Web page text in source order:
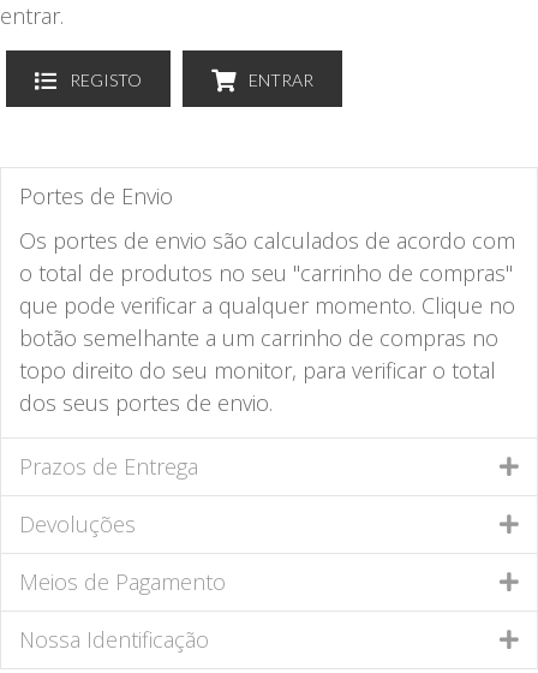
entrar.
REGISTO ENTRAR
Portes de Envio
Os portes de envio são calculados de acordo com
o total de produtos no seu "carrinho de compras"
que pode verificar a qualquer momento. Clique no
botão semelhante a um carrinho de compras no
topo direito do seu monitor, para verificar o total
dos seus portes de envio.
Prazos de Entrega
Devoluções
Meios de Pagamento
Nossa Identificação